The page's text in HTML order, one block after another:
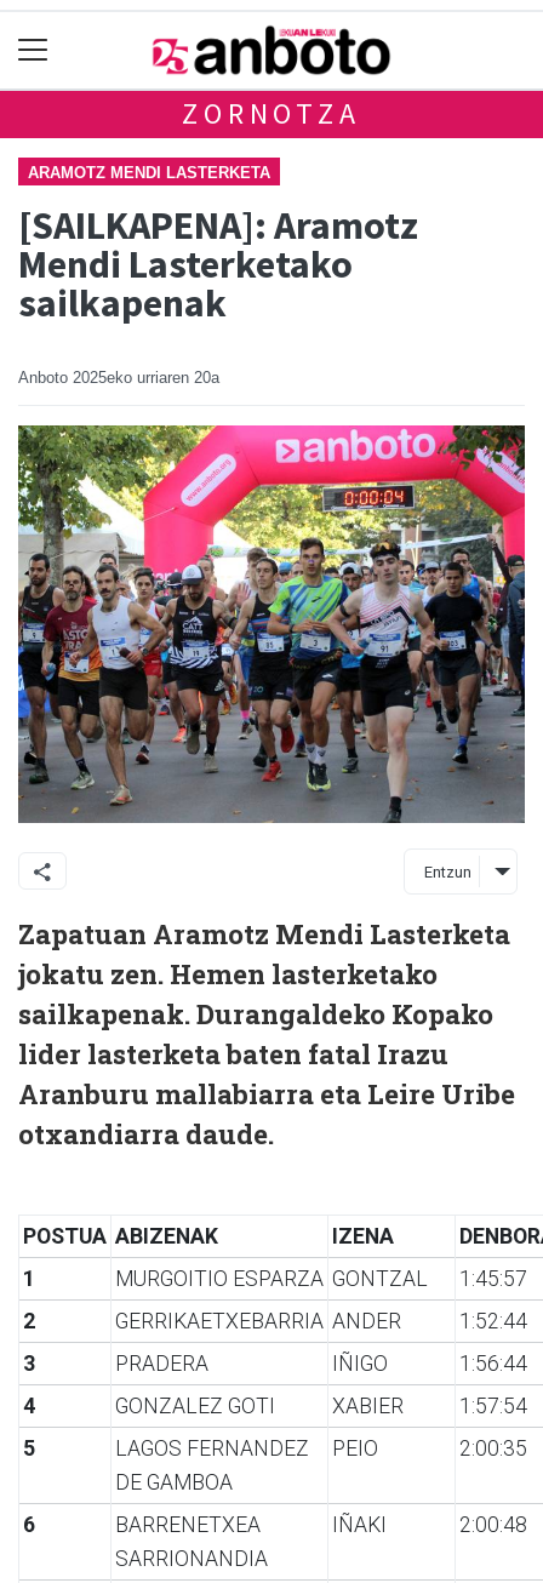
ZORNOTZA
ARAMOTZ MENDI LASTERKETA
[SAILKAPENA]: Aramotz
Mendi Lasterketako
sailkapenak
Anboto 2025eko urriaren 20a
Entzun
Zapatuan Aramotz Mendi Lasterketa
jokatu zen. Hemen lasterketako
sailkapenak. Durangaldeko Kopako
lider lasterketa baten fatal Irazu
Aranburu mallabiarra eta Leire Uribe
otxandiarra daude.
POSTUA ABIZENAK IZENA
1
MURGOITIO ESPARZA GONTZAL
1:45:57
2
GERRIKAETXEBARRIA ANDER
1:52:44
3
PRADERA IÑIGO
1:56:44
4
GONZALEZ GOTI XABIER
1:57:54
5
LAGOS FERNANDEZ
DE GAMBOA
PEIO 2:00:35
6
BARRENETXEA
SARRIONANDIA
IÑAKI 2:00:48